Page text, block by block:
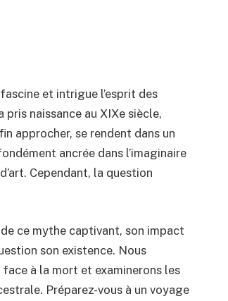
et intrigue l’esprit des
naissance au XIXe siècle,
approcher, se rendent dans un
ancrée dans l’imaginaire
Cependant, la question
ce mythe captivant, son impact
son existence. Nous
à la mort et examinerons les
Préparez-vous à un voyage